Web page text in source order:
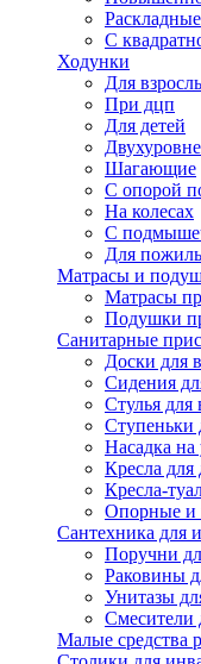
Раскладные
С
Ходунки
Для
При дцп
Для детей
Шагающие
С опорой
На колесах
С
Для
Матрасы и
Матрасы
Подушки
Санитарные
Доски для
Сидения
Стулья для
Ступеньки
Насадка на
Кресла для
Кресла-
Опорные и
Сантехника для
Поручни
Раковины
Унитазы
Смесители
Малые средства